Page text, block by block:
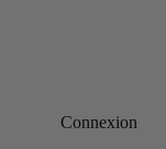
Connexion